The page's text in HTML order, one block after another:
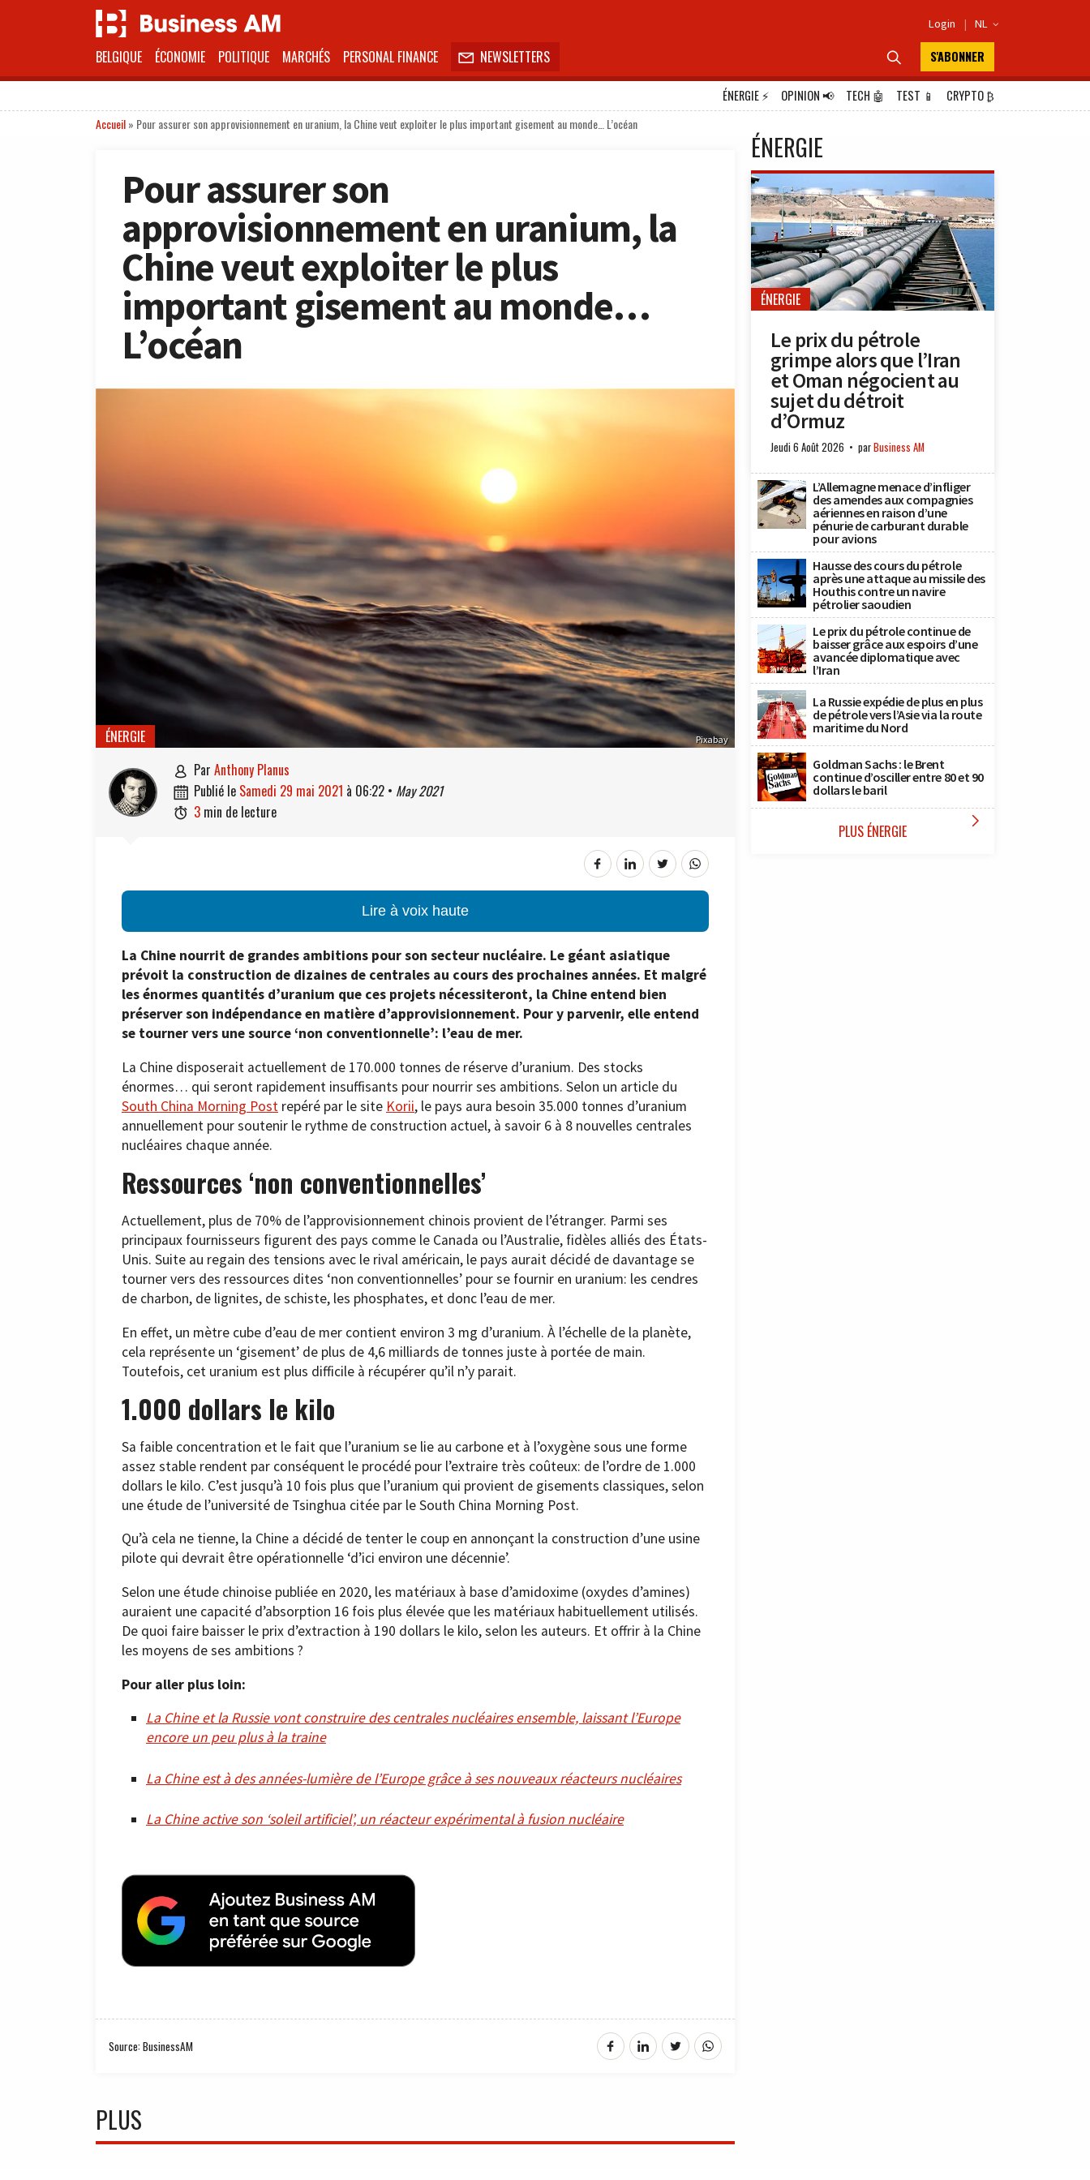
Login | NL 
BELGIQUE ÉCONOMIE POLITIQUE MARCHÉS PERSONAL FINANCE  NEWSLETTERS  S'ABONNER
ÉNERGIE⚡ OPINION📢 TECH 🤖 TEST 📱 CRYPTO₿
Accueil» Pour assurer son approvisionnement en uranium, la Chine veut exploiter le plus important gisement au monde… L’océan
Pour assurer son
approvisionnement en uranium, la
Chine veut exploiter le plus
important gisement au monde…
L’océan
Pixabay
ÉNERGIE
 par Anthony Planus
 publié le samedi 29 mai 2021 à 06:22 • May 2021
 3 min de lecture
Lire à voix haute
La Chine nourrit de grandes ambitions pour son secteur nucléaire. Le géant asiatique
prévoit la construction de dizaines de centrales au cours des prochaines années. Et malgré
les énormes quantités d’uranium que ces projets nécessiteront, la Chine entend bien
préserver son indépendance en matière d’approvisionnement. Pour y parvenir, elle entend
se tourner vers une source ‘non conventionnelle’: l’eau de mer.
La Chine disposerait actuellement de 170.000 tonnes de réserve d’uranium. Des stocks
énormes… qui seront rapidement insuffisants pour nourrir ses ambitions. Selon un article du
South China Morning Post repéré par le site Korii, le pays aura besoin 35.000 tonnes d’uranium
annuellement pour soutenir le rythme de construction actuel, à savoir 6 à 8 nouvelles centrales
nucléaires chaque année.
Ressources ‘non conventionnelles’
Actuellement, plus de 70% de l’approvisionnement chinois provient de l’étranger. Parmi ses
principaux fournisseurs figurent des pays comme le Canada ou l’Australie, fidèles alliés des États-
Unis. Suite au regain des tensions avec le rival américain, le pays aurait décidé de davantage se
tourner vers des ressources dites ‘non conventionnelles’ pour se fournir en uranium: les cendres
de charbon, de lignites, de schiste, les phosphates, et donc l’eau de mer.
En effet, un mètre cube d’eau de mer contient environ 3 mg d’uranium. À l’échelle de la planète,
cela représente un ‘gisement’ de plus de 4,6 milliards de tonnes juste à portée de main.
Toutefois, cet uranium est plus difficile à récupérer qu’il n’y parait.
1.000 dollars le kilo
Sa faible concentration et le fait que l’uranium se lie au carbone et à l’oxygène sous une forme
assez stable rendent par conséquent le procédé pour l’extraire très coûteux: de l’ordre de 1.000
dollars le kilo. C’est jusqu’à 10 fois plus que l’uranium qui provient de gisements classiques, selon
une étude de l’université de Tsinghua citée par le South China Morning Post.
Qu’à cela ne tienne, la Chine a décidé de tenter le coup en annonçant la construction d’une usine
pilote qui devrait être opérationnelle ‘d’ici environ une décennie’.
Selon une étude chinoise publiée en 2020, les matériaux à base d’amidoxime (oxydes d’amines)
auraient une capacité d’absorption 16 fois plus élevée que les matériaux habituellement utilisés.
De quoi faire baisser le prix d’extraction à 190 dollars le kilo, selon les auteurs. Et offrir à la Chine
les moyens de ses ambitions ?
Pour aller plus loin:
La Chine et la Russie vont construire des centrales nucléaires ensemble, laissant l’Europe
encore un peu plus à la traine
La Chine est à des années-lumière de l’Europe grâce à ses nouveaux réacteurs nucléaires
La Chine active son ‘soleil artificiel’, un réacteur expérimental à fusion nucléaire
Source: BusinessAM
PLUS
ÉNERGIE
ÉNERGIE
Le prix du pétrole
grimpe alors que l’Iran
et Oman négocient au
sujet du détroit
d’Ormuz
Jeudi 6 Août 2026 parBusiness AM
L’Allemagne menace d’infliger
des amendes aux compagnies
aériennes en raison d’une
pénurie de carburant durable
pour avions
Hausse des cours du pétrole
après une attaque au missile des
Houthis contre un navire
pétrolier saoudien
Le prix du pétrole continue de
baisser grâce aux espoirs d’une
avancée diplomatique avec
l’Iran
La Russie expédie de plus en plus
de pétrole vers l’Asie via la route
maritime du Nord
Goldman Sachs : le Brent
continue d’osciller entre 80 et 90
dollars le baril
PLUS ÉNERGIE 